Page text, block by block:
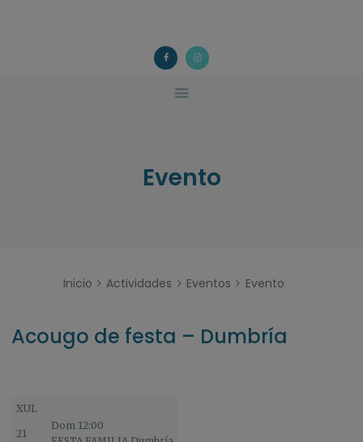
Evento
Inicio Actividades Eventos Evento
ACOUGO
Asociación galega de familias de acollida
QUÉ FACEMOS?
ACTIVIDADES
Acougo de festa – Dumbría
XUL
21
Dom 12:00